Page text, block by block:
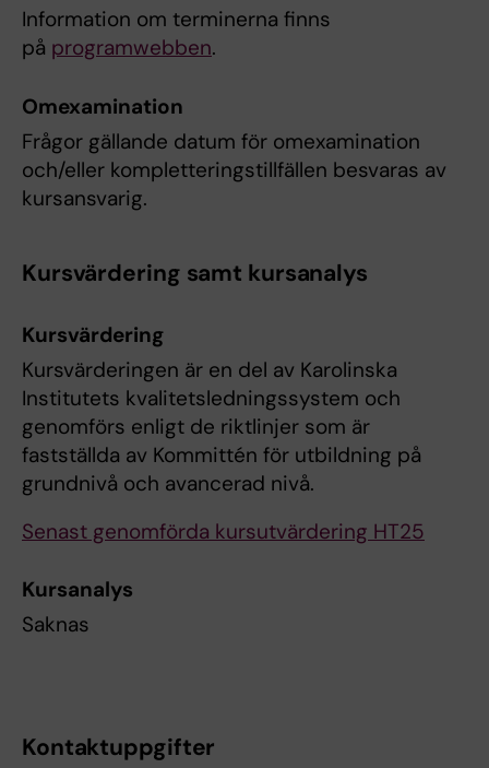
Information om terminerna finns
på programwebben.
Omexamination
Frågor gällande datum för omexamination
och/eller kompletteringstillfällen besvaras av
kursansvarig.
Kursvärdering samt kursanalys
Kursvärdering
Kursvärderingen är en del av Karolinska
Institutets kvalitetsledningssystem och
genomförs enligt de riktlinjer som är
fastställda av Kommittén för utbildning på
grundnivå och avancerad nivå.
Senast genomförda kursutvärdering HT25
Kursanalys
Saknas
Kontaktuppgifter